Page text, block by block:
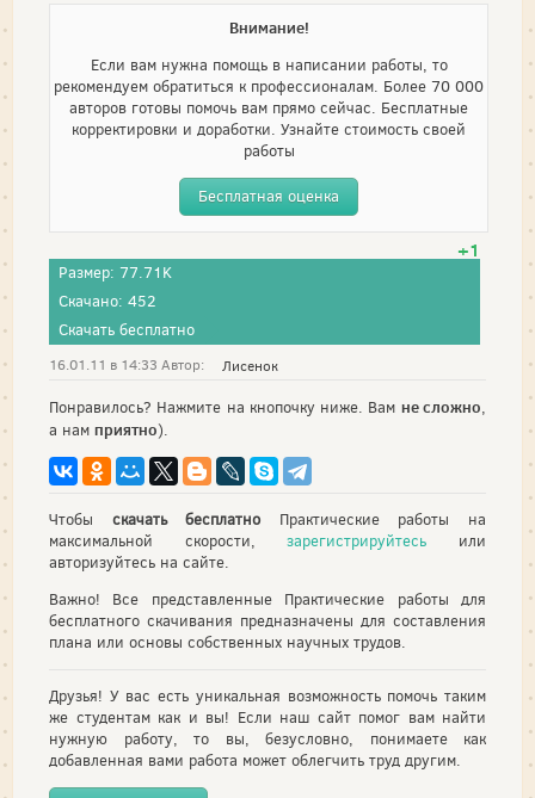
Внимание!
Если вам нужна помощь в написании работы, то
рекомендуем обратиться к профессионалам. Более 70 000
авторов готовы помочь вам прямо сейчас. Бесплатные
корректировки и доработки. Узнайте стоимость своей
работы
Бесплатная оценка
+1
Размер: 77.71K
Скачано: 452
Скачать бесплатно
16.01.11 в 14:33 Автор: Лисенок
Понравилось? Нажмите на кнопочку ниже. Вам не сложно,
а нам приятно).
Чтобы скачать бесплатно Практические работы на
максимальной скорости,зарегистрируйтесь или
авторизуйтесь на сайте.
Важно! Все представленные Практические работы для
бесплатного скачивания предназначены для составления
плана или основы собственных научных трудов.
Друзья! У вас есть уникальная возможность помочь таким
же студентам как и вы! Если наш сайт помог вам найти
нужную работу, то вы, безусловно, понимаете как
добавленная вами работа может облегчить труд другим.